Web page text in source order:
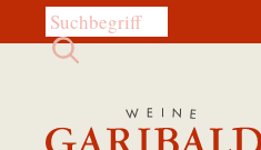
Diese Website durchsuchen: